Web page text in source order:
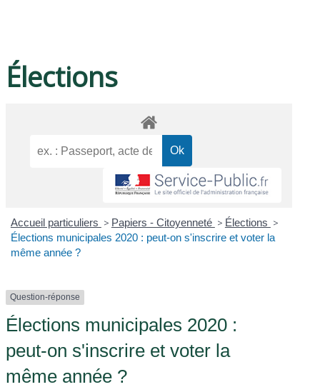
Élections
Accueil particuliers > Papiers - Citoyenneté > Élections >
Élections municipales 2020 : peut-on s'inscrire et voter la
même année ?
Question-réponse
Élections municipales 2020 :
peut-on s'inscrire et voter la
même année ?